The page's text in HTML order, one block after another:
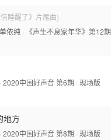
睡醒了》片尾曲)
依纯 · 《声生不息家年华》第12期
· 2020中国好声音 第6期 · 现场版
地方
· 2020中国好声音 第8期 · 现场版